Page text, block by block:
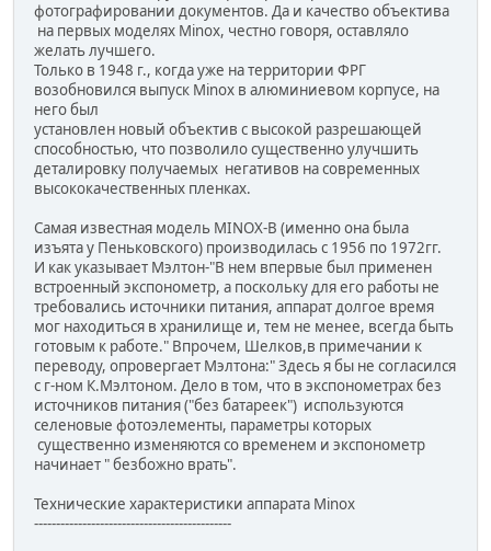
фотографировании документов. Да и качество объектива
на первых моделях Minox, честно говоря, оставляло
желать лучшего.
Только в 1948 г., когда уже на территории ФРГ
возобновился выпуск Minox в алюминиевом корпусе, на
него был
установлен новый объектив с высокой разрешающей
способностью, что позволило существенно улучшить
деталировку получаемых негативов на современных
высококачественных пленках.
Самая известная модель MINOX-B (именно она была
изъята у Пеньковского) производилась с 1956 по 1972гг.
И как указывает Мэлтон-"В нем впервые был применен
встроенный экспонометр, а поскольку для его работы не
требовались источники питания, аппарат долгое время
мог находиться в хранилище и, тем не менее, всегда быть
готовым к работе." Впрочем, Шелков,в примечании к
переводу, опровергает Мэлтона:" Здесь я бы не согласился
с г-ном К.Мэлтоном. Дело в том, что в экспонометрах без
источников питания ("без батареек") используются
селеновые фотоэлементы, параметры которых
существенно изменяются со временем и экспонометр
начинает " безбожно врать".
Технические характеристики аппарата Minox
---------------------------------------------